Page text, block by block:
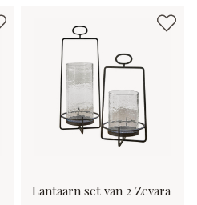
Lantaarn set van 2 Zevara